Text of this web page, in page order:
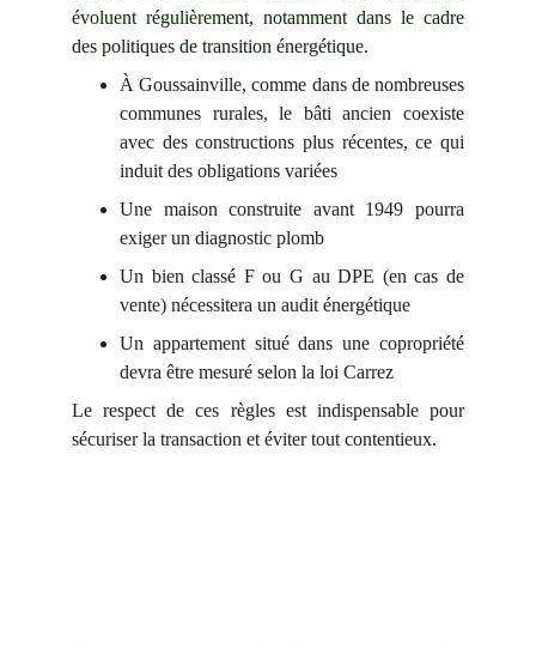
évoluent régulièrement, notamment dans le cadre
des politiques de transition énergétique.
À Goussainville, comme dans de nombreuses
communes rurales, le bâti ancien coexiste
avec des constructions plus récentes, ce qui
induit des obligations variées
Une maison construite avant 1949 pourra
exiger un diagnostic plomb
Un bien classé F ou G au DPE (en cas de
vente) nécessitera un audit énergétique
Un appartement situé dans une copropriété
devra être mesuré selon la loi Carrez
Le respect de ces règles est indispensable pour
sécuriser la transaction et éviter tout contentieux.